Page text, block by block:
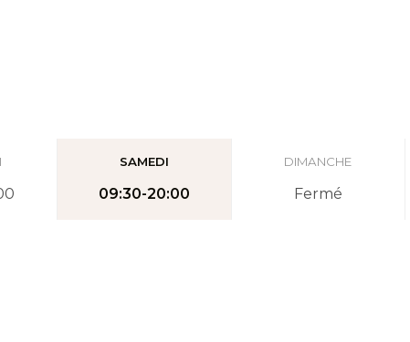
SAMEDI
09:30-20:00
DIMANCHE
Fermé